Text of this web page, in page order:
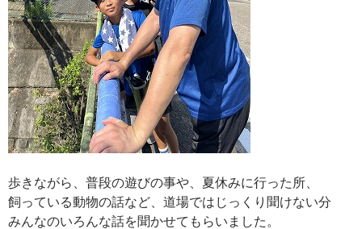
歩きながら、普段の遊びの事や、夏休みに行った所、
飼っている動物の話など、道場ではじっくり聞けない分
みんなのいろんな話を聞かせてもらいました。